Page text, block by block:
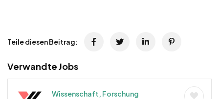
Teile diesen Beitrag:
Verwandte Jobs
Wissenschaft, Forschung